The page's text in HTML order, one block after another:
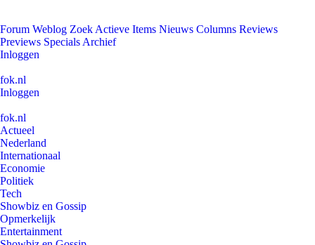
Forum Weblog Zoek Actieve Items Nieuws Columns Reviews
Previews Specials Archief
Inloggen
fok.nl
Inloggen
fok.nl
Actueel
Nederland
Internationaal
Economie
Politiek
Tech
Showbiz en Gossip
Opmerkelijk
Entertainment